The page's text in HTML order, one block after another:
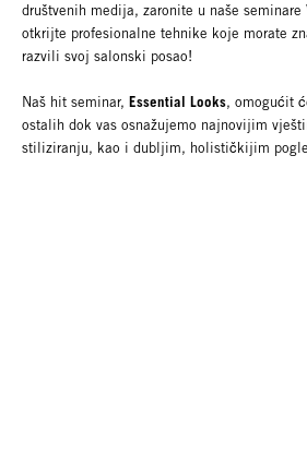
društvenih medija, zaronite u naše seminare
otkrijte profesionalne tehnike koje morate
razvili svoj salonski posao!
Naš hit seminar, Essential Looks, omogućit
ostalih dok vas osnažujemo najnovijim
stiliziranju, kao i dubljim, holističkijim